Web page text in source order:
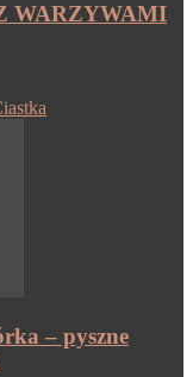
WARZYWAMI
– pyszne